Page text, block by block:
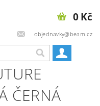
objednavky@beam.cz
0 Kč
ČERNÁ